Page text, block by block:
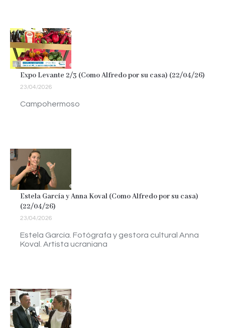
Expo Levante 2/3 (Como Alfredo por su casa) (22/04/26)
23/04/2026
Campohermoso
Estela García y Anna Koval (Como Alfredo por su casa)
(22/04/26)
23/04/2026
Estela García. Fotógrafa y gestora cultural Anna
Koval. Artista ucraniana